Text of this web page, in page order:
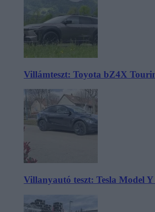
Villámteszt: Toyota bZ4X
Villanyautó teszt: Tesla Model